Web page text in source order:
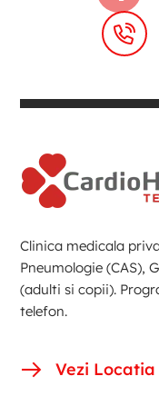
Clinica medicala
Pneumologie (CAS),
(adulti si copii).
telefon.
Vezi